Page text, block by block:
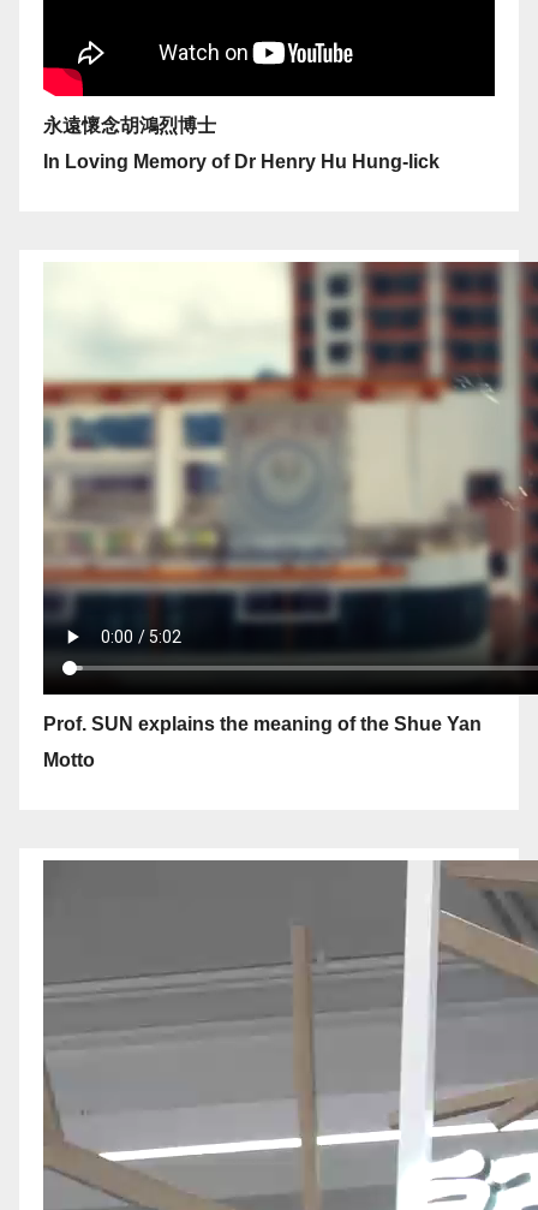
永遠懷念胡鴻烈博士
In Loving Memory of Dr Henry Hu Hung-lick
Prof. SUN explains the meaning of the Shue Yan
Motto